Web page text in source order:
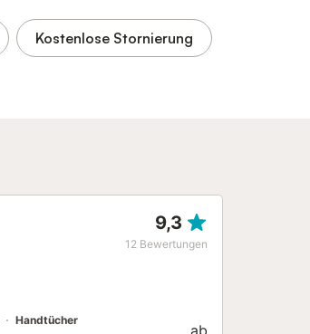
Kostenlose Stornierung
9,3
12 Bewertungen
Handtücher
ab